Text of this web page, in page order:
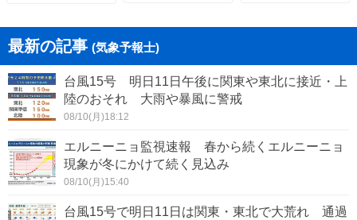
最新の記事 (気象予報士)
台風15号 明日11日午後に関東や東北に接近・上
陸のおそれ 大雨や暴風に警戒
08/10(月)18:12
エルニーニョ監視速報 春から続くエルニーニョ
現象が冬にかけて続く見込み
08/10(月)15:40
台風15号で明日11日は関東・東北で大荒れ 通過